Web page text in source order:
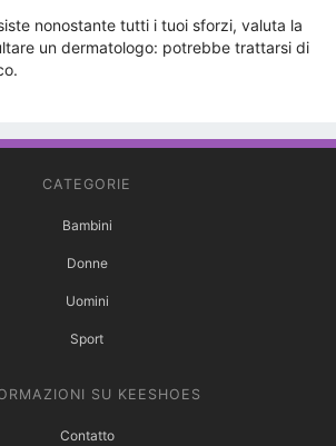
nonostante tutti i tuoi sforzi, valuta la
un dermatologo: potrebbe trattarsi di
CATEGORIE
Bambini
Donne
Uomini
Sport
SU KEESHOES
Contatto